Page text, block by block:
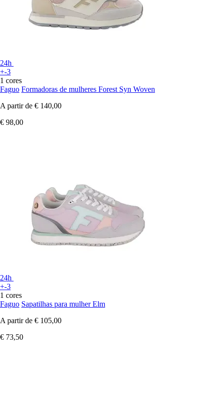
24h
+-3
1 cores
Faguo Formadoras de mulheres Forest Syn Woven
A partir de € 140,00
€ 98,00
24h
+-3
1 cores
Faguo Sapatilhas para mulher Elm
A partir de € 105,00
€ 73,50